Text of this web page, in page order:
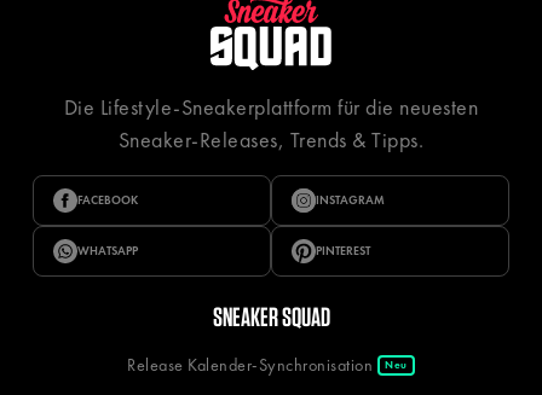
Die Lifestyle-Sneakerplattform für die neuesten
Sneaker-Releases, Trends & Tipps.
FACEBOOK INSTAGRAM
WHATSAPP PINTEREST
SNEAKER SQUAD
Release Kalender-Synchronisation Neu